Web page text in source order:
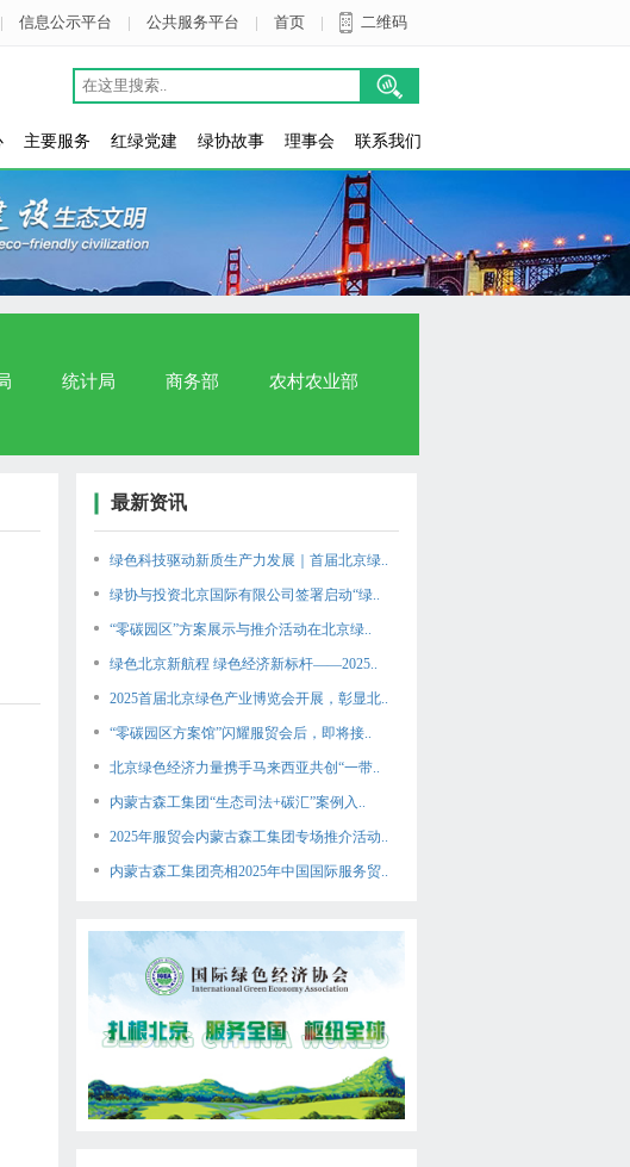
| 信息公示平台 | 公共服务平台 | 首页 | 二维码
主要服务 红绿党建 绿协故事 理事会 联系我们
统计局 商务部 农村农业部
最新资讯
绿色科技驱动新质生产力发展｜首届北京绿..
绿协与投资北京国际有限公司签署启动“绿..
“零碳园区”方案展示与推介活动在北京绿..
绿色北京新航程 绿色经济新标杆——2025..
2025首届北京绿色产业博览会开展，彰显北..
“零碳园区方案馆”闪耀服贸会后，即将接..
北京绿色经济力量携手马来西亚共创“一带..
内蒙古森工集团“生态司法+碳汇”案例入..
2025年服贸会内蒙古森工集团专场推介活动..
内蒙古森工集团亮相2025年中国国际服务贸..